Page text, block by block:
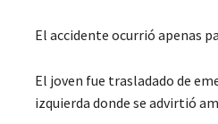
El accidente ocurrió apenas
El joven fue trasladado de
izquierda donde se advirtió